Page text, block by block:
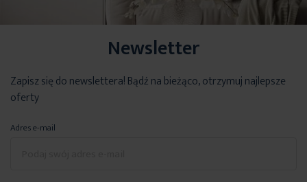
Newsletter
Zapisz się do newslettera! Bądź na bieżąco, otrzymuj najlepsze
oferty
Adres e-mail